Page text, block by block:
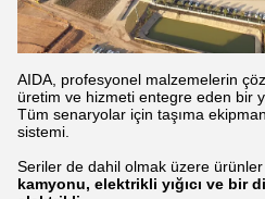
AIDA, profesyonel malzemelerin
üretim ve hizmeti entegre eden bir
Tüm senaryolar için taşıma
sistemi.
Seriler de dahil olmak üzere
kamyonu, elektrikli yığıcı ve bir